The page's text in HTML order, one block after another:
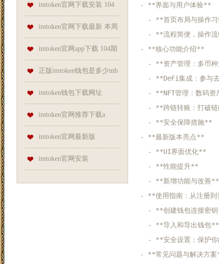
104期保进烽大乐透预测奖号：
龙头凤尾推荐
imtoken官网下载安装 104
期丁来特大乐透预测奖号：极
距分析
imtoken官网下载最新 本周
上海37家市级医院聚焦体重管
理、慢病防治、心理健康打
造“健康盛宴”
imtoken官网app下载 104期
刘志平大乐透预测奖号：前区
五分区分析
正版imtoken钱包是多少mb
imtoken钱包下载网址
imtoken官网推荐下载a
imtoken官网最新版
imtoken官网安装
- **界面与用户体验**
- **首页布局与操作
- **流程简便，操作
- **核心功能介绍**
- **资产管理：多币
- **DeFi集成：参与
- **NFT管理：数码
- **跨链转账：打破
- **安全保障措施
- **最新版本亮点**
  - **UI界面优化**
  - **性能提升**
- **新增功能与改
- **使用指南：从注册
- **创建钱包连接
- **导入和导出钱
- **安全设置：保护
- **常见问题与解决